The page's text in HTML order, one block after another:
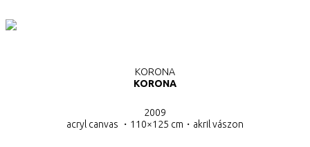
KORONA
KORONA
2009
acryl canvas ・110×125 cm・ akril vászon